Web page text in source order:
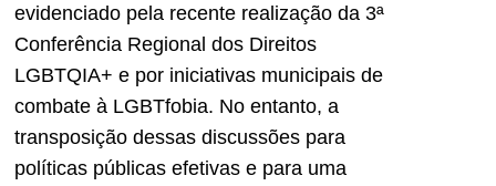
evidenciado pela recente realização da 3ª
Conferência Regional dos Direitos
LGBTQIA+ e por iniciativas municipais de
combate à LGBTfobia. No entanto, a
transposição dessas discussões para
políticas públicas efetivas e para uma